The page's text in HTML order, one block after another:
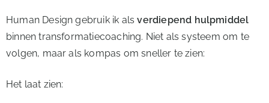
Human Design gebruik ik alsverdiepend hulpmiddel
binnen transformatiecoaching. Niet als systeem om te
volgen, maar als kompas om sneller te zien:
Het laat zien: